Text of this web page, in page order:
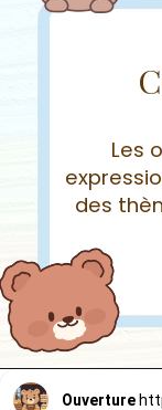
Les
des
Ouverture